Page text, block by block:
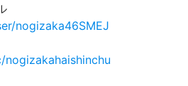
nogizaka46SMEJ